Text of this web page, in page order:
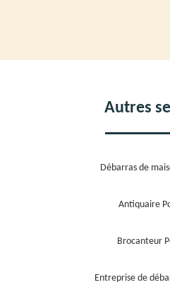
Autres
Débarras de
Antiquaire
Brocanteur
Entreprise de